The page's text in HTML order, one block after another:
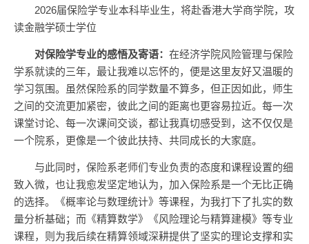
2026届保险学专业本科毕业生，将赴香港大学商学院，攻
读金融学硕士学位
对保险学专业的感悟及寄语： 在经济学院风险管理与保险
学系就读的三年，最让我难以忘怀的，便是这里友好又温暖的
学习氛围。虽然保险系的同学数量不算多，但正因如此，师生
之间的交流更加紧密，彼此之间的距离也更容易拉近。每一次
课堂讨论、每一次课间交谈，都让我真切感受到，这不仅仅是
一个院系，更像是一个彼此扶持、共同成长的大家庭。
与此同时，保险系老师们专业负责的态度和课程设置的细
致入微，也让我愈发坚定地认为，加入保险系是一个无比正确
的选择。《概率论与数理统计》等课程，为我打下了扎实的数
量分析基础；而《精算数学》《风险理论与精算建模》等专业
课程，则为我后续在精算领域深耕提供了坚实的理论支撑和实